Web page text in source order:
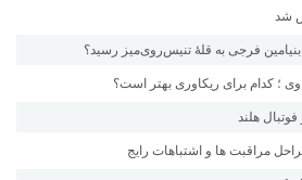
؛ کدام برای ریکاوری بهتر است؟
هلند
مراقبت ها و اشتباهات رایج